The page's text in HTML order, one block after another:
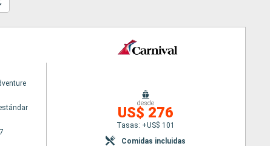
desde
US$ 276
Tasas: +US$ 101
Comidas incluidas